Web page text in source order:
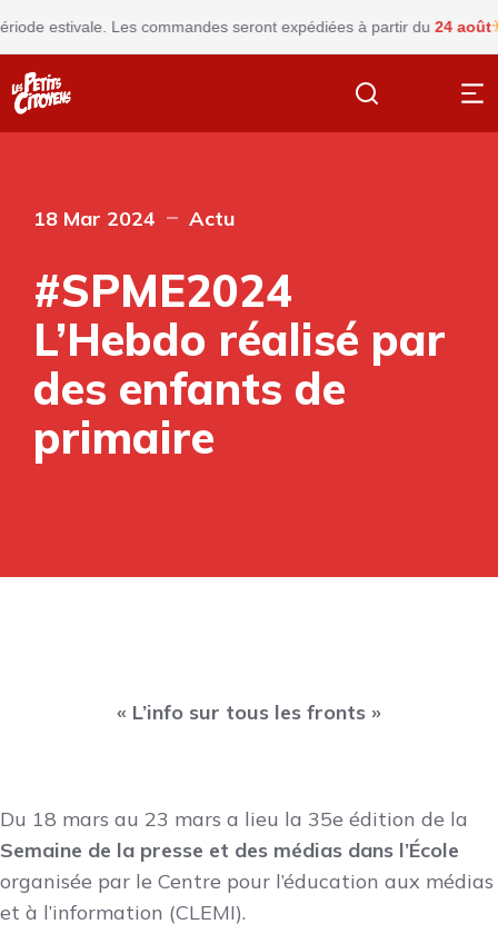
estivale. Les commandes seront expédiées à partir du24 août
18 Mar 2024 Actu
#SPME2024
L’Hebdo réalisé par
des enfants de
primaire
« L’info sur tous les fronts »
Du 18 mars au 23 mars a lieu la 35e édition de la
Semaine de la presse et des médias dans l’École
organisée par le Centre pour l’éducation aux médias
et à l’information (CLEMI).